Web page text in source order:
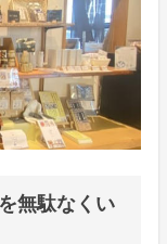
無駄なくい